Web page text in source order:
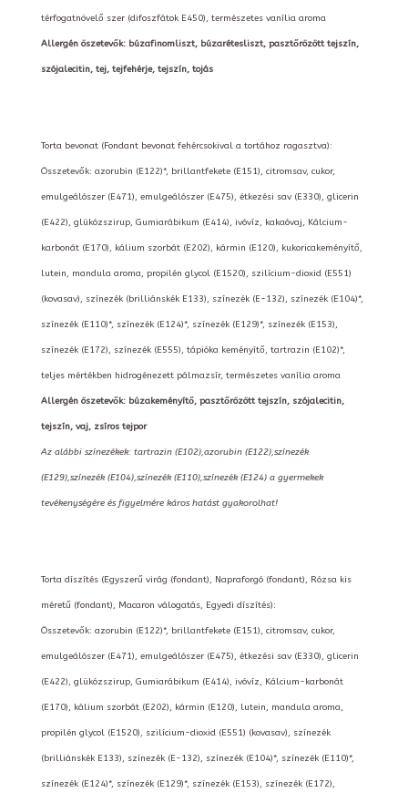
térfogatnövelő szer (difoszfátok E450), természetes vanília aroma
Allergén öszetevők: búzafinomliszt, búzarétesliszt, pasztőrözött tejszín,
szójalecitin, tej, tejfehérje, tejszín, tojás
Torta bevonat (Fondant bevonat fehércsokival a tortához ragasztva):
Összetevők: azorubin (E122)*, brillantfekete (E151), citromsav, cukor,
emulgeálószer (E471), emulgeálószer (E475), étkezési sav (E330), glicerin
(E422), glükózszirup, Gumiarábikum (E414), ivóvíz, kakaóvaj, Kálcium-
karbonát (E170), kálium szorbát (E202), kármin (E120), kukoricakeményítő,
lutein, mandula aroma, propilén glycol (E1520), szilícium-dioxid (E551)
(kovasav), színezék (brilliánskék E133), színezék (E-132), színezék (E104)*,
színezék (E110)*, színezék (E124)*, színezék (E129)*, színezék (E153),
színezék (E172), színezék (E555), tápióka keményítő, tartrazin (E102)*,
teljes mértékben hidrogénezett pálmazsír, természetes vanília aroma
Allergén öszetevők: búzakeményítő, pasztőrözött tejszín, szójalecitin,
tejszín, vaj, zsíros tejpor
Az alábbi színezékek: tartrazin (E102),azorubin (E122),színezék
(E129),színezék (E104),színezék (E110),színezék (E124) a gyermekek
tevékenységére és figyelmére káros hatást gyakorolhat!
Torta díszítés (Egyszerű virág (fondant), Napraforgó (fondant), Rózsa kis
méretű (fondant), Macaron válogatás, Egyedi díszítés):
Összetevők: azorubin (E122)*, brillantfekete (E151), citromsav, cukor,
emulgeálószer (E471), emulgeálószer (E475), étkezési sav (E330), glicerin
(E422), glükózszirup, Gumiarábikum (E414), ivóvíz, Kálcium-karbonát
(E170), kálium szorbát (E202), kármin (E120), lutein, mandula aroma,
propilén glycol (E1520), szilícium-dioxid (E551) (kovasav), színezék
(brilliánskék E133), színezék (E-132), színezék (E104)*, színezék (E110)*,
színezék (E124)*, színezék (E129)*, színezék (E153), színezék (E172),